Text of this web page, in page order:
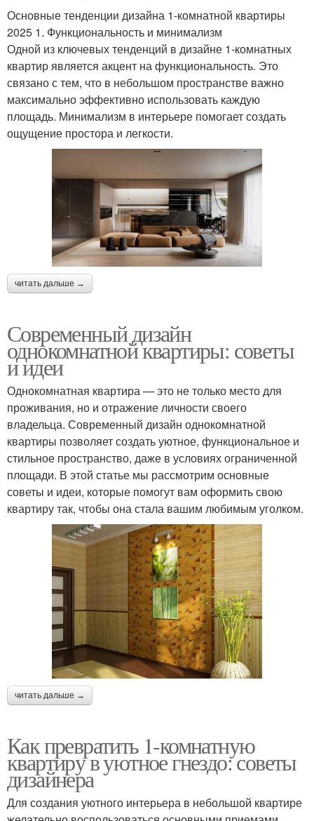
Основные тенденции дизайна 1-комнатной квартиры
2025 1. Функциональность и минимализм
Одной из ключевых тенденций в дизайне 1-комнатных
квартир является акцент на функциональность. Это
связано с тем, что в небольшом пространстве важно
максимально эффективно использовать каждую
площадь. Минимализм в интерьере помогает создать
ощущение простора и легкости.
читать дальше →
Современный дизайн
однокомнатной квартиры: советы
и идеи
Однокомнатная квартира — это не только место для
проживания, но и отражение личности своего
владельца. Современный дизайн однокомнатной
квартиры позволяет создать уютное, функциональное и
стильное пространство, даже в условиях ограниченной
площади. В этой статье мы рассмотрим основные
советы и идеи, которые помогут вам оформить свою
квартиру так, чтобы она стала вашим любимым уголком.
читать дальше →
Как превратить 1-комнатную
квартиру в уютное гнездо: советы
дизайнера
Для создания уютного интерьера в небольшой квартире